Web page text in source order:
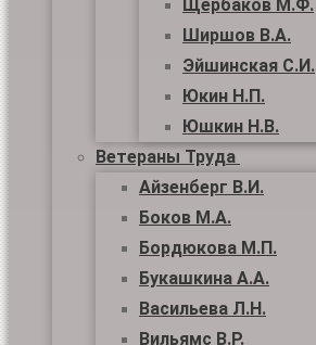
Щербаков М.Ф.
Ширшов В.А.
Эйшинская С.И.
Юкин Н.П.
Юшкин Н.В.
Ветераны Труда
Айзенберг В.И.
Боков М.А.
Бордюкова М.П.
Букашкина А.А.
Васильева Л.Н.
Вильямс В.Р.